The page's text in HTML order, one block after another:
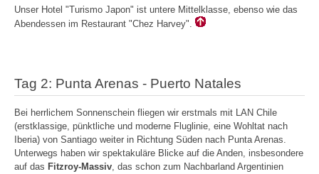
Unser Hotel "Turismo Japon" ist untere Mittelklasse, ebenso wie das
Abendessen im Restaurant "Chez Harvey".
Tag 2: Punta Arenas - Puerto Natales
Bei herrlichem Sonnenschein fliegen wir erstmals mit LAN Chile
(erstklassige, pünktliche und moderne Fluglinie, eine Wohltat nach
Iberia) von Santiago weiter in Richtung Süden nach Punta Arenas.
Unterwegs haben wir spektakuläre Blicke auf die Anden, insbesondere
auf das Fitzroy-Massiv, das schon zum Nachbarland Argentinien